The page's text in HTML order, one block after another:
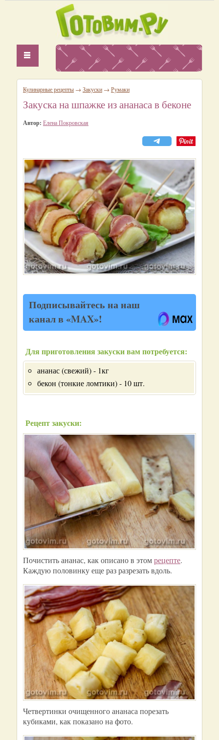
Кулинарные рецепты → Закуски → Румаки
Закуска на шпажке из ананаса в беконе
Автор: Елена Покровская
Подписывайтесь на наш
канал в «MAX»!
Для приготовления закуски вам потребуется:
ананас (свежий) - 1кг
бекон (тонкие ломтики) - 10 шт.
Рецепт закуски:
Почистить ананас, как описано в этомрецепте.
Каждую половинку еще раз разрезать вдоль.
Четвертинки очищенного ананаса порезать
кубиками, как показано на фото.